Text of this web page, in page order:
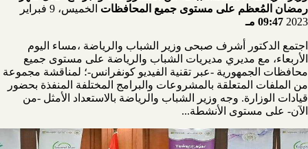
رمضان المُعظم على مستوى جميع المحافظات
الخميس، 9 فبراير
2023 09:47 مـ
اجتمع الدكتور أشرف صبحى وزير الشباب والرياضة ،مساء اليوم
الأربعاء، مع مديري مديريات الشباب والرياضة على مستوى جميع
محافظات الجمهورية -عبر تقنية الفيديو كونفرانس-؛ لمناقشة مجموعة
من الملفات المتعلقة بالمشروعات والبرامج المختلفة المنفذة بحضور
قيادات الوزارة. وجه وزير الشباب والرياضة بالاستعداد الأمثل -من
الآن- على مستوى الأنشطة...